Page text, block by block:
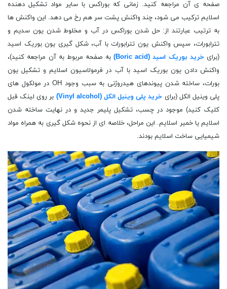
صفحه ی آن مراجعه کنید. زمانی که بوراکس با سایر مواد تشکیل دهنده
اسلایم ترکیب می شود، چند واکنش پشت سر هم رخ می دهد. این واکنش ها
به ترتیب عبارتند از: حل شدن بوراکس در آب و مخلوط شدن یون سدیم و
تترابورات، سپس واکنش یون تترابورات با آب، شکل گیری یون بوریک اسید
(برای خرید بوریک اسید (Boric acid)
به صفحه مربوط به آن مراجعه کنید)،
واکنش دادن یون بوریک اسید با آب در فرمولاسیون اسلایم و تشکیل یون
بورات، ساخته شدن پیوندهای هیدروژنی به سبب وجود OH در مولکول های
پلی وینیل الکل (برای خرید پلی وینیل الکل (Vinyl alcohol)
بر روی لینک قبل
کلیک کنید) موجود در چسب، تشکیل پلیمر جدید و در نهایت ساخته شدن
اسلایم یا خمیر اسلایم. این مراحل، خلاصه ای از نحوه شکل گیری به همراه مواد
شیمیایی ساخت اسلایم بودند.